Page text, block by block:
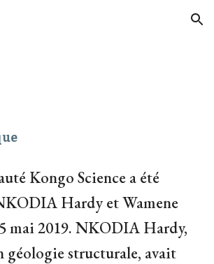
Skip to navigation
Kongo Science a été
Hardy et Wamene
mai 2019. NKODIA Hardy,
géologie structurale, avait